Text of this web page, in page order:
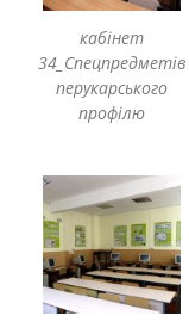
кабінет
34_Спецпредметів
перукарського
профілю